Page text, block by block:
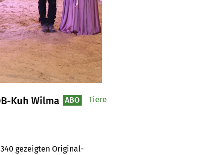
Kuh Wilma
gezeigten Original-
ABO Tiere